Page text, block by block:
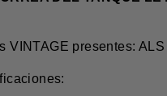
VINTAGE presentes: